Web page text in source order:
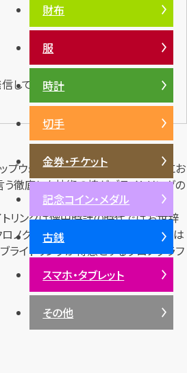
ています。
プウォッチを主力としていた。現在にお
う徹底した技術の塊がブライトリングの
トリングは懐中時計の時代ではお世辞
ノグラフには一家言持っていたことは
イトリングが得意とするクロノグラフ
ダイヤモンド
サファイア
パール
サンゴ
ヒスイ
財布
服
時計
切手
金券・チケット
記念コイン・メダル
古銭
スマホ・タブレット
その他